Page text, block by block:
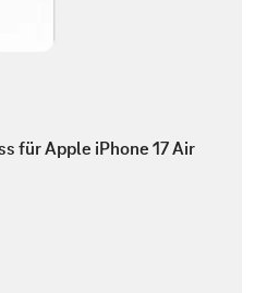
für Apple iPhone 17 Air